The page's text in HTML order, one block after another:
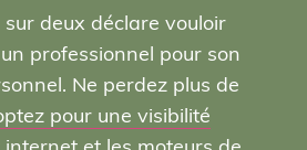
deux déclare vouloir
professionnel pour son
Ne perdez plus de
pour une visibilité